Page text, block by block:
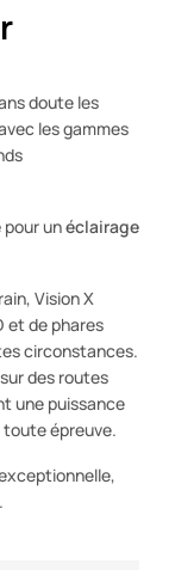
doute les
les gammes
pour unéclairage
Vision X
et de phares
circonstances.
des routes
une puissance
épreuve.